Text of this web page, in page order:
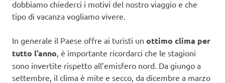
dobbiamo chiederci i motivi del nostro viaggio e che
tipo di vacanza vogliamo vivere.
In generale il Paese offre ai turisti un ottimo clima per
tutto l’anno , è importante ricordarci che le stagioni
sono invertite rispetto all’emisfero nord. Da giungo a
settembre, il clima è mite e secco, da dicembre a marzo